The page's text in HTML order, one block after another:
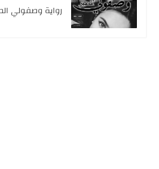
رواية وصفولي